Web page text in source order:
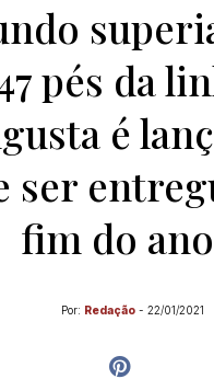
pés da
é
ser
fim do ano
Por: Redação - 22/01/2021